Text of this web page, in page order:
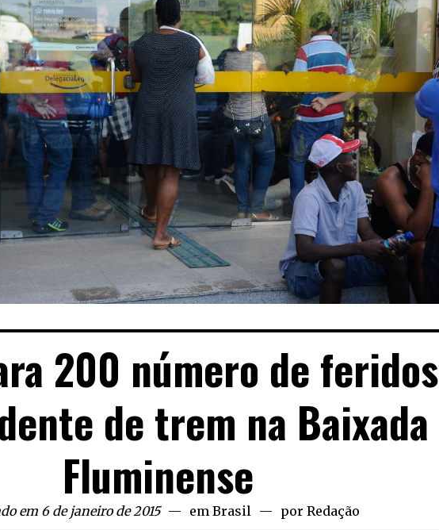
200 número de feridos
de trem na Baixada
Fluminense
em 6 de janeiro de 2015 emBrasil porRedação